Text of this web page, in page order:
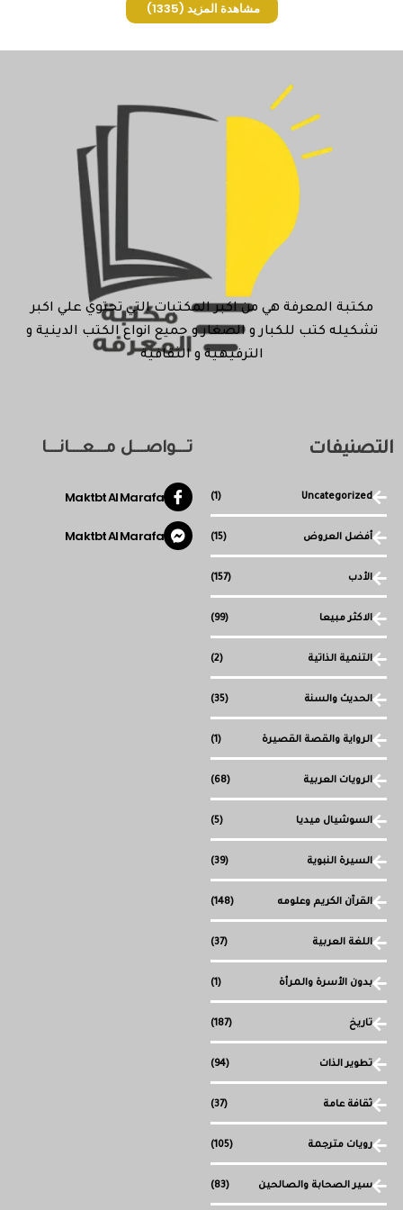
مشاهدة المزيد (1335)
مكتبة المعرفة هي من اكبر المكتبات التي تحتوي علي اكبر
تشكيله كتب للكبار و الصغار و جميع انواع الكتب الدينية و
الترفيهية و الثقافية
التصنيفات
Uncategorized
(1)
أفضل العروض (15)
الأدب (157)
الاكثر مبيعا (99)
التنمية الذاتية (2)
الحديث والسنة (35)
الرواية والقصة القصيرة (1)
الرويات العربية (68)
السوشيال ميديا (5)
السيرة النبوية (39)
القرآن الكريم وعلومه (148)
اللغة العربية (37)
بدون الأسرة والمرأة (1)
تاريخ (187)
تطوير الذات (94)
ثقافة عامة (37)
رويات مترجمة (105)
سير الصحابة والصالحين (83)
تـــواصـــل مـــعـــانـــا
Maktbt Al Marafa
Maktbt Al Marafa